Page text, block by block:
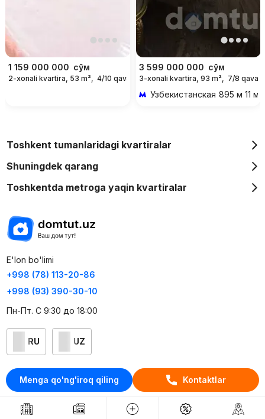
Menga qo'ng'iroq qiling Kontaktlar
1 159 000 000 сўм
2-xonali kvartira, 53 m², 4/10 qavat
3 599 000 000 сўм
3-xonali kvartira, 93 m², 7/8 qavat
Узбекистанская 895 м 11
Toshkent tumanlaridagi kvartiralar
Shuningdek qarang
Toshkentda metroga yaqin kvartiralar
E'lon bo'limi
+998 (78) 113-20-86
+998 (93) 390-30-10
Пн-Пт. С 9:30 до 18:00
RU UZ
Kontaktlar
loyiha haqida
Webnow © loyihasi